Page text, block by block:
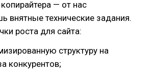
— от нас
внятные технические задания.
роста для сайта:
структуру на
конкурентов;